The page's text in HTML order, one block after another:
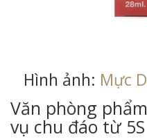
Hình ảnh: Mực
Văn phòng
vụ chu đáo từ 5S